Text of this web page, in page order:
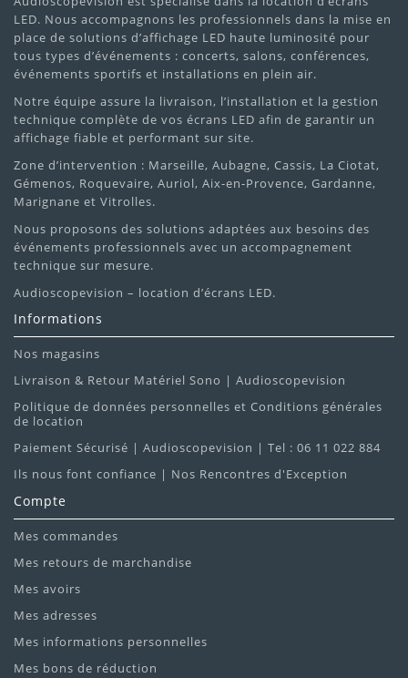
LED. Nous accompagnons les professionnels dans la mise en
place de solutions d’affichage LED haute luminosité pour
tous types d’événements : concerts, salons, conférences,
événements sportifs et installations en plein air.
Notre équipe assure la livraison, l’installation et la gestion
technique complète de vos écrans LED afin de garantir un
affichage fiable et performant sur site.
Zone d’intervention : Marseille, Aubagne, Cassis, La Ciotat,
Gémenos, Roquevaire, Auriol, Aix-en-Provence, Gardanne,
Marignane et Vitrolles.
Nous proposons des solutions adaptées aux besoins des
événements professionnels avec un accompagnement
technique sur mesure.
Audioscopevision – location d’écrans LED.
Informations
Nos magasins
Livraison & Retour Matériel Sono | Audioscopevision
Politique de données personnelles et Conditions générales
de location
Paiement Sécurisé | Audioscopevision | Tel : 06 11 022 884
Ils nous font confiance | Nos Rencontres d'Exception
Compte
Mes commandes
Mes retours de marchandise
Mes avoirs
Mes adresses
Mes informations personnelles
Mes bons de réduction